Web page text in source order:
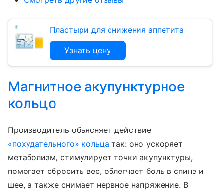
Пластыри для снижения аппетита
Узнать цену
Магнитное акупунктурное
кольцо
Производитель объясняет действие
«похудательного» кольца так: оно ускоряет
метаболизм, стимулирует точки акупунктуры,
помогает сбросить вес, облегчает боль в спине и
шее, а также снимает нервное напряжение. В